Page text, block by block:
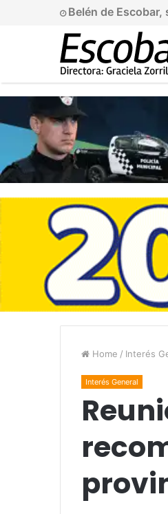
Belén de
Home / Interés
Interés General